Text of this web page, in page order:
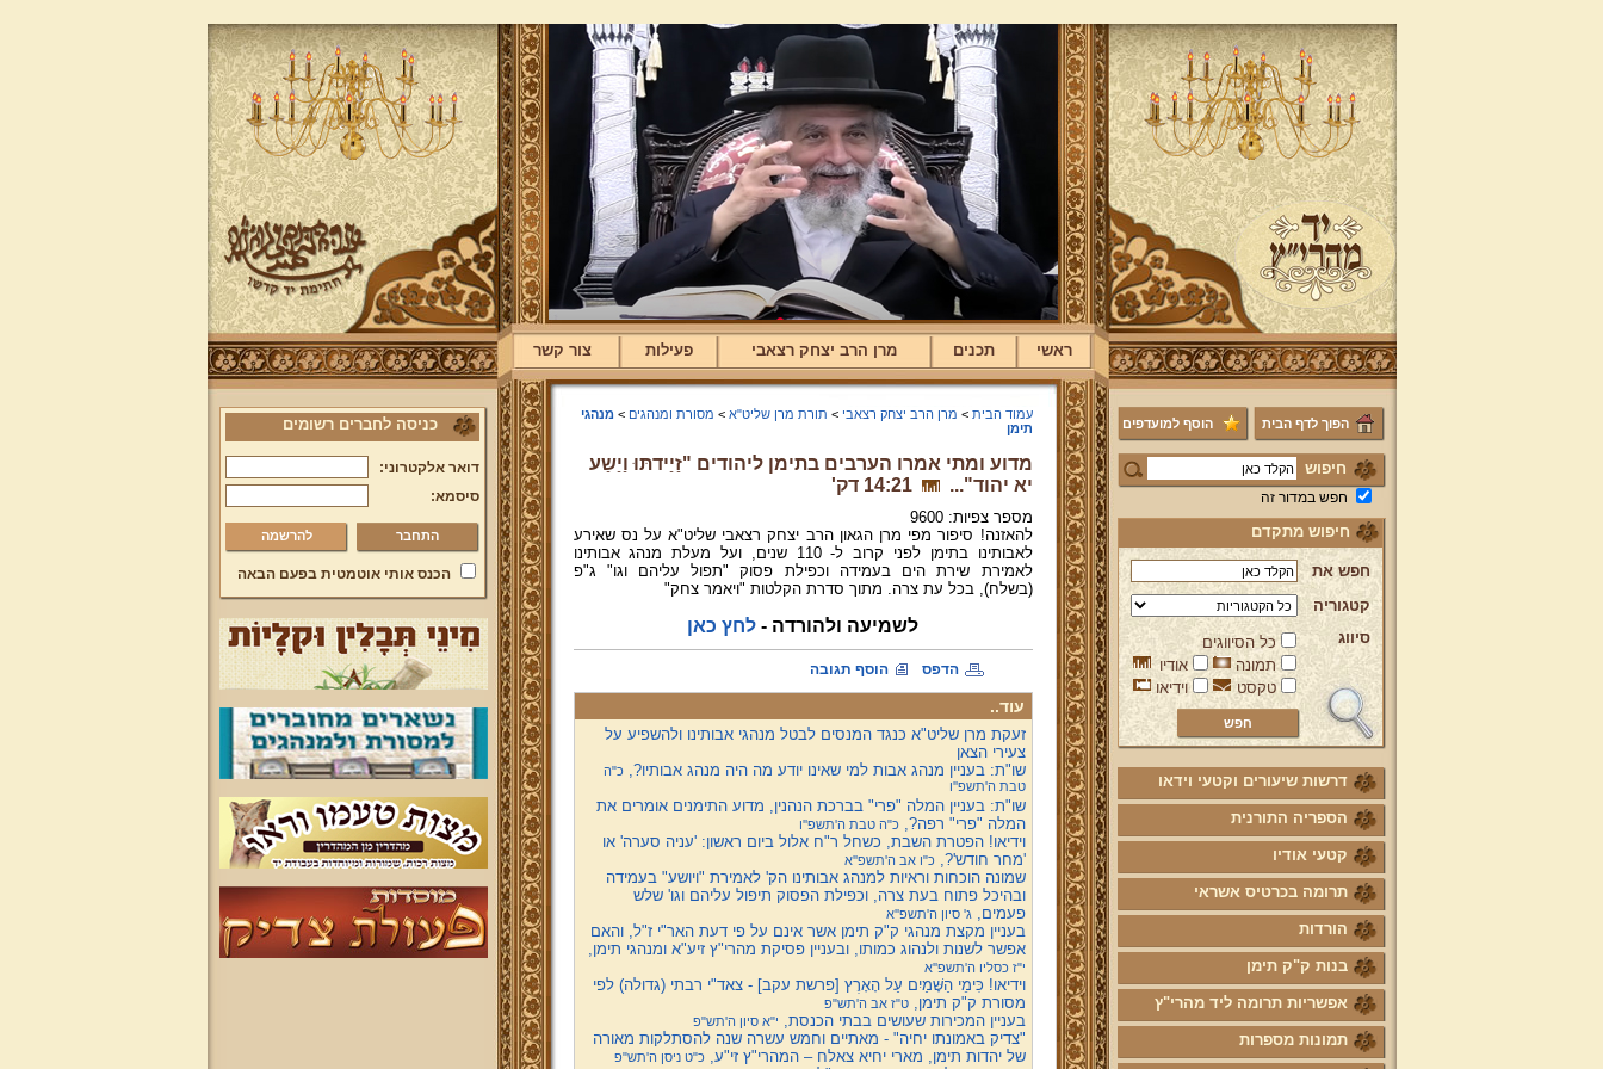
ראשי תכנים מרן הרב יצחק רצאבי פעילות צור קשר
הפוך לדף הבית הוסף למועדפים
חיפוש
חפש במדור זה
חיפוש מתקדם
חפש את
קטגוריה
סיווג
כל הסיווגים
תמונה
אודיו
טקסט
וידיאו
דרשות שיעורים וקטעי וידאו
הספריה התורנית
קטעי אודיו
תרומה בכרטיס אשראי
הורדות
בנות ק"ק תימן
אפשריות תרומה ליד מהרי"ץ
תמונות מספרות
עמוד הבית > מרן הרב יצחק רצאבי > תורת מרן שליט"א > מסורת ומנהגים >מנהגי
תימן
מדוע ומתי אמרו הערבים בתימן ליהודים "זַיַידתּוּ וַיַשַע
יא יהוד"...
14:21 דק'
מספר צפיות: 9600
להאזנה! סיפור מפי מרן הגאון הרב יצחק רצאבי שליט"א על נס שאירע
לאבותינו בתימן לפני קרוב ל- 110 שנים, ועל מעלת מנהג אבותינו
לאמירת שירת הים בעמידה וכפילת פסוק "תפול עליהם וגו" ג"פ
(בשלח), בכל עת צרה. מתוך סדרת הקלטות "ויאמר צחק"
לשמיעה ולהורדה - לחץ כאן
הדפס הוסף תגובה
עוד..
זעקת מרן שליט"א כנגד המנסים לבטל מנהגי אבותינו ולהשפיע על
צעירי הצאן
שו"ת: בעניין מנהג אבות למי שאינו יודע מה היה מנהג אבותיו?,כ"ה
טבת ה'תשפ''ו
שו"ת: בעניין המלה "פרי" בברכת הנהנין, מדוע התימנים אומרים את
המלה "פרי" רפה?,כ"ה טבת ה'תשפ''ו
וידיאו! הפטרת השבת, כשחל ר"ח אלול ביום ראשון: 'עניה סערה' או
'מחר חודש'?,כ"ו אב ה'תשפ''א
שמונה הוכחות וראיות למנהג אבותינו הק' לאמירת "ויושע" בעמידה
ובהיכל פתוח בעת צרה, וכפילת הפסוק תיפול עליהם וגו' שלש
פעמים,ג' סיון ה'תשפ''א
בעניין מקצת מנהגי ק"ק תימן אשר אינם על פי דעת האר"י ז"ל, והאם
אפשר לשנות ולנהוג כמותו, ובעניין פסיקת מהרי"ץ זיע"א ומנהגי תימן,
י"ז כסליו ה'תשפ''א
וידיאו! כִּימֵי הַשָּׁמַיִם עַל הָאָרֶץ [פרשת עקב] - צאד"י רבתי (גדולה) לפי
מסורת ק"ק תימן,ט"ז אב ה'תש"פ
בעניין המכירות שעושים בבתי הכנסת, י"א סיון ה'תש"פ
"צדיק באמונתו יחיה" - מאתיים וחמש עשרה שנה להסתלקות מאורה
של יהדות תימן, מארי יחיא צאלח – המהרי"ץ זי"ע,כ"ט ניסן ה'תש"פ
כניסה לחברים רשומים
דואר אלקטרוני:
סיסמא:
להרשמה
הכנס אותי אוטמטית בפעם הבאה